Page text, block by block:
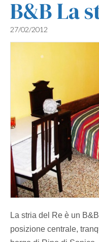
B&B La
27/02/2012
La stria del Re è un
posizione centrale,